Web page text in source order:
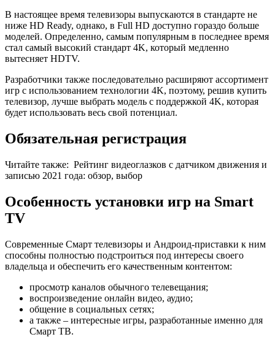
В настоящее время телевизоры выпускаются в стандарте не
ниже HD Ready, однако, в Full HD доступно гораздо больше
моделей. Определенно, самым популярным в последнее время
стал самый высокий стандарт 4K, который медленно
вытесняет HDTV.
Разработчики также последовательно расширяют ассортимент
игр с использованием технологии 4K, поэтому, решив купить
телевизор, лучше выбрать модель с поддержкой 4K, которая
будет использовать весь свой потенциал.
Обязательная регистрация
Читайте также: Рейтинг видеоглазков с датчиком движения и
записью 2021 года: обзор, выбор
Особенность установки игр на Smart
TV
Современные Смарт телевизоры и Андроид-приставки к ним
способны полностью подстроиться под интересы своего
владельца и обеспечить его качественным контентом:
просмотр каналов обычного телевещания;
воспроизведение онлайн видео, аудио;
общение в социальных сетях;
а также – интересные игры, разработанные именно для
Смарт ТВ.